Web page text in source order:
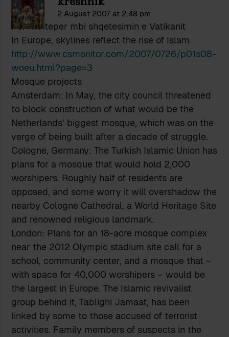
2 August 2007 at 2:48 pm
Per me teper mbi shqetesimin e Vatikanit
In Europe, skylines reflect the rise of Islam
http://www.csmonitor.com/2007/0726/p01s08-
woeu.html?page=3
Mosque projects
Amsterdam: In May, the city council threatened
to block construction of what would be the
Netherlands’ biggest mosque, which was on the
verge of being built after a decade of struggle.
Cologne, Germany: The Turkish Islamic Union has
plans for a mosque that would hold 2,000
worshipers. Roughly half of residents are
opposed, and some worry it will overshadow the
nearby Cologne Cathedral, a World Heritage Site
and renowned religious landmark.
London: Plans for an 18-acre mosque complex
near the 2012 Olympic stadium site call for a
school, community center, and a mosque that –
with space for 40,000 worshipers – would be
the largest in Europe. The Islamic revivalist
group behind it, Tablighi Jamaat, has been
linked by some to those accused of terrorist
activities. Family members of suspects in the